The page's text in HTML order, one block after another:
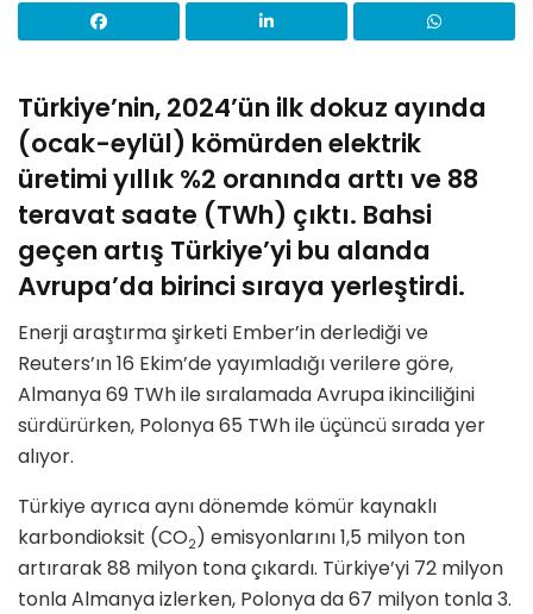
Türkiye’nin, 2024’ün ilk dokuz ayında
(ocak-eylül) kömürden elektrik
üretimi yıllık %2 oranında arttı ve 88
teravat saate (TWh) çıktı. Bahsi
geçen artış Türkiye’yi bu alanda
Avrupa’da birinci sıraya yerleştirdi.
Enerji araştırma şirketi Ember’in derlediği ve
Reuters’ın 16 Ekim’de yayımladığı verilere göre,
Almanya 69 TWh ile sıralamada Avrupa ikinciliğini
sürdürürken, Polonya 65 TWh ile üçüncü sırada yer
alıyor.
Türkiye ayrıca aynı dönemde kömür kaynaklı
karbondioksit (CO2) emisyonlarını 1,5 milyon ton
artırarak 88 milyon tona çıkardı. Türkiye’yi 72 milyon
tonla Almanya izlerken, Polonya da 67 milyon tonla 3.